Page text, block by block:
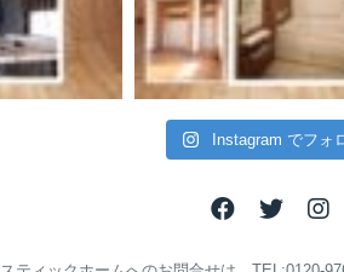
Instagram でフォ